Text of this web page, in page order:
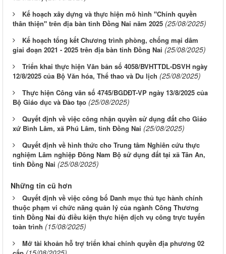
Kế hoạch xây dựng và thực hiện mô hình "Chính quyền
thân thiện" trên địa bàn tỉnh Đồng Nai năm 2025 (25/08/2025)
Kế hoạch tổng kết Chương trình phòng, chống mại dâm
giai đoạn 2021 - 2025 trên địa bàn tỉnh Đồng Nai (25/08/2025)
Triển khai thực hiện Văn bản số 4058/BVHTTDL-DSVH ngày
12/8/2025 của Bộ Văn hóa, Thể thao và Du lịch (25/08/2025)
Thực hiện Công văn số 4745/BGDĐT-VP ngày 13/8/2025 của
Bộ Giáo dục và Đào tạo (25/08/2025)
Quyết định về việc công nhận quyền sử dụng đất cho Giáo
xứ Bình Lâm, xã Phú Lâm, tỉnh Đồng Nai (25/08/2025)
Quyết định về hình thức cho Trung tâm Nghiên cứu thực
nghiệm Lâm nghiệp Đông Nam Bộ sử dụng đất tại xã Tân An,
tỉnh Đồng Nai (25/08/2025)
Những tin cũ hơn
Quyết định về việc công bố Danh mục thủ tục hành chính
thuộc phạm vi chức năng quản lý của ngành Công Thương
tỉnh Đồng Nai đủ điều kiện thực hiện dịch vụ công trực tuyến
toàn trình (15/08/2025)
Mở tài khoản hỗ trợ triển khai chính quyền địa phương 02